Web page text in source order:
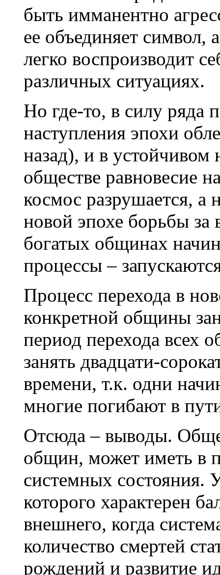
быть имманентно
ее объединяет символ,
легко воспроизводит
различных ситуациях.
Но где-то, в силу ряда
наступления эпохи
назад), и в устойчивом
обществе равновесие
космос разрушается, а
новой эпохе борьбы
богатых общинах
процессы –
Процесс перехода в
конкретной общины
период перехода всех
занять двадцати-
времени, т.к. одни
многие погибают в
Отсюда – выводы.
общин, может иметь в
системных состояния.
которого характерен
внешнего, когда
количество смертей
рождений и развитие